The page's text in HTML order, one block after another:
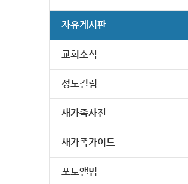
자유게시판
교회소식
성도컬럼
새가족사진
새가족가이드
포토앨범